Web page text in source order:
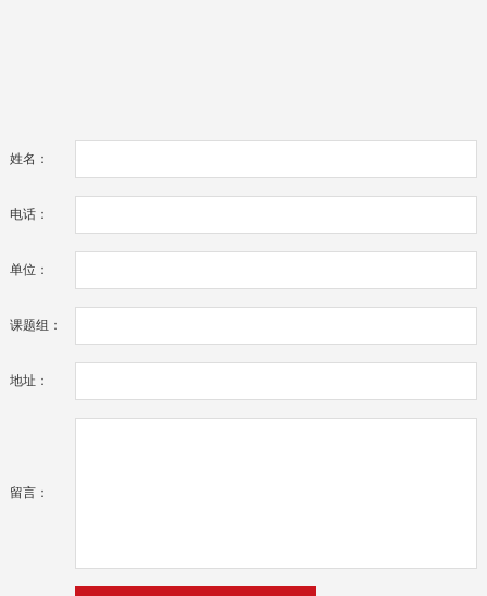
姓名：
电话：
单位：
课题组：
地址：
留言：